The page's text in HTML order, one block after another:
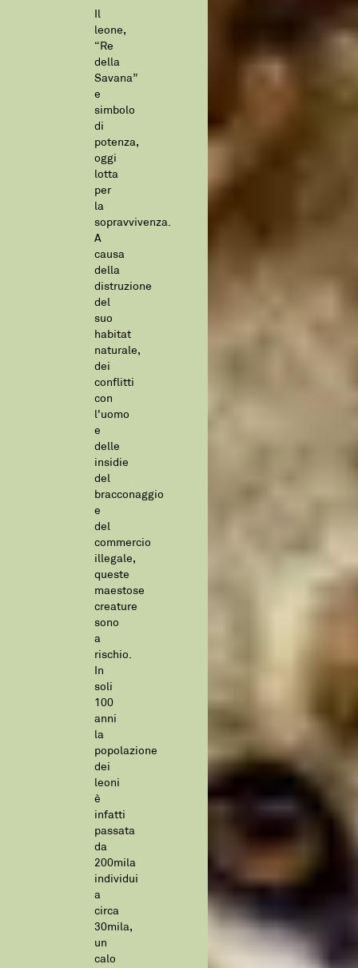
Il
leone,
“Re
della
Savana”
e
simbolo
di
potenza,
oggi
lotta
per
la
sopravvivenza.
A
causa
della
distruzione
del
suo
habitat
naturale,
dei
conflitti
con
l'uomo
e
delle
insidie
del
bracconaggio
e
del
commercio
illegale,
queste
maestose
creature
sono
a
rischio.
In
soli
100
anni
la
popolazione
dei
leoni
è
infatti
passata
da
200mila
individui
a
circa
30mila,
un
calo